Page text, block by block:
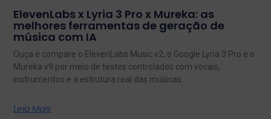
ElevenLabs x Lyria 3 Pro x Mureka: as
melhores ferramentas de geração de
música com IA
Ouça e compare o ElevenLabs Music v2, o Google Lyria 3 Pro e o
Mureka v9 por meio de testes controlados com vocais,
instrumentos e a estrutura real das músicas.
Leia Mais